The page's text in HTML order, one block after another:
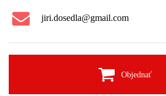
jiri.dosedla@gmail.com
Objednať